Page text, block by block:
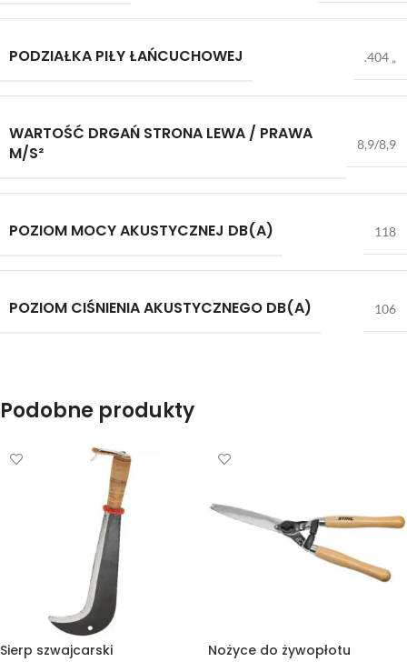
PODZIAŁKA PIŁY ŁAŃCUCHOWEJ .404 „
WARTOŚĆ DRGAŃ STRONA LEWA / PRAWA
M/S²
8,9/8,9
POZIOM MOCY AKUSTYCZNEJ DB(A) 118
POZIOM CIŚNIENIA AKUSTYCZNEGO DB(A) 106
Podobne produkty
Sierp szwajcarski Nożyce do żywopłotu